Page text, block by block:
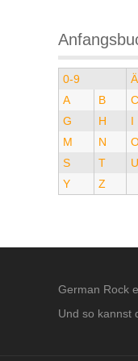
0-9 Ä
A
B C
G
H I
M
N
S
T U
Y
Z
German Rock
Und so kannst